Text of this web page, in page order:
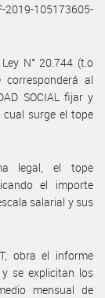
2019-105173605-
N° 20.744 (t.o
al
SOCIAL fijar y
cual surge el tope
legal, el tope
el importe
salarial y sus
obra el informe
se explicitan los
mensual de